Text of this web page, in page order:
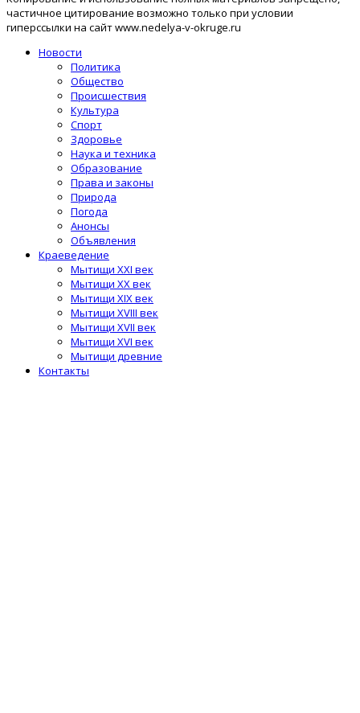
частичное цитирование возможно только при условии
гиперссылки на сайт www.nedelya-v-okruge.ru
Новости
Политика
Общество
Происшествия
Культура
Спорт
Здоровье
Наука и техника
Образование
Права и законы
Природа
Погода
Анонсы
Объявления
Краеведение
Мытищи XXI век
Мытищи XX век
Мытищи XIX век
Мытищи XVIII век
Мытищи XVII век
Мытищи XVI век
Мытищи древние
Контакты